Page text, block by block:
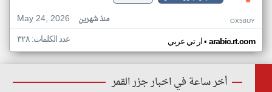
May 24, 2026
منذ شهرين OX58UY
ار تي عربي• arabic.rt.com عدد الكلمات: ٣٢٨
أخر ساعة في اخبار جزر القمر